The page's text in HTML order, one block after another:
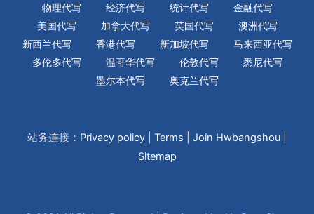
物理代写
经济代写 统计代写
金融代写
美国代写
加拿大代写 英国代写
澳洲代写
新西兰代写
香港代写 新加坡代写
马来西亚代写
多伦多代写
温哥华代写 伦敦代写
悉尼代写
墨尔本代写
奥克兰代写
站务连接： Privacy policy Terms Join Hwbangshou
Sitemap